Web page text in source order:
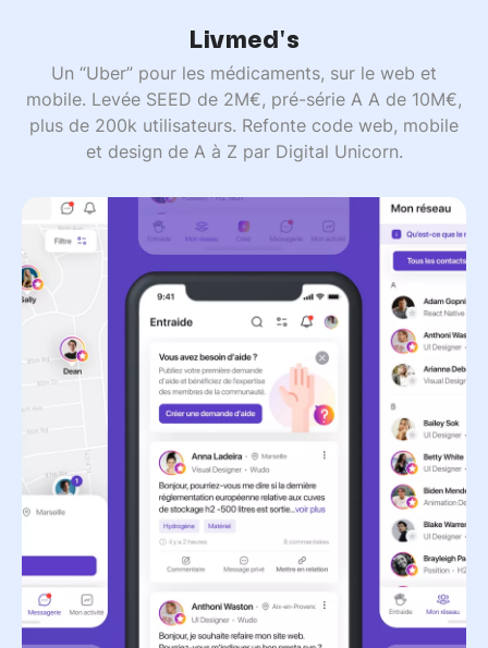
Livmed's
Un “Uber” pour les médicaments, sur le web et
mobile. Levée SEED de 2M€, pré-série A A de 10M€,
plus de 200k utilisateurs. Refonte code web, mobile
et design de A à Z par Digital Unicorn.